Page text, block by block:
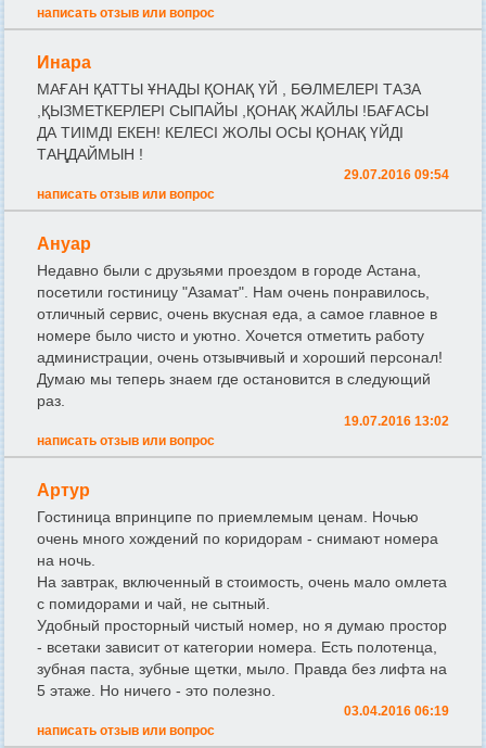
написать отзыв или вопрос
Инара
МАҒАН ҚАТТЫ ҰНАДЫ ҚОНАҚ ҮЙ , БӨЛМЕЛЕРІ ТАЗА
,ҚЫЗМЕТКЕРЛЕРІ СЫПАЙЫ ,ҚОНАҚ ЖАЙЛЫ !БАҒАСЫ
ДА ТИІМДІ ЕКЕН! КЕЛЕСІ ЖОЛЫ ОСЫ ҚОНАҚ ҮЙДІ
ТАҢДАЙМЫН !
29.07.2016 09:54
написать отзыв или вопрос
Ануар
Недавно были с друзьями проездом в городе Астана,
посетили гостиницу "Азамат". Нам очень понравилось,
отличный сервис, очень вкусная еда, а самое главное в
номере было чисто и уютно. Хочется отметить работу
администрации, очень отзывчивый и хороший персонал!
Думаю мы теперь знаем где остановится в следующий
раз.
19.07.2016 13:02
написать отзыв или вопрос
Артур
Гостиница впринципе по приемлемым ценам. Ночью
очень много хождений по коридорам - снимают номера
на ночь.
На завтрак, включенный в стоимость, очень мало омлета
с помидорами и чай, не сытный.
Удобный просторный чистый номер, но я думаю простор
- всетаки зависит от категории номера. Есть полотенца,
зубная паста, зубные щетки, мыло. Правда без лифта на
5 этаже. Но ничего - это полезно.
03.04.2016 06:19
написать отзыв или вопрос